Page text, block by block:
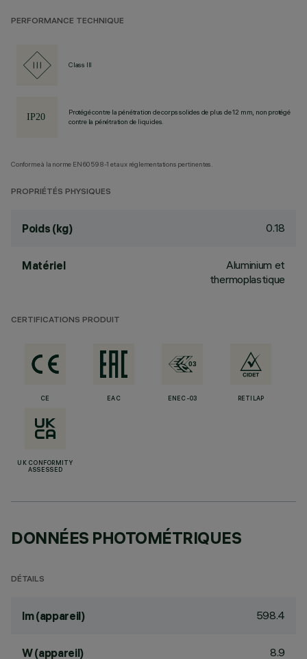
PERFORMANCE TECHNIQUE
Class III
Protégé contre la pénétration de corps solides de plus de 12 mm, non protégé
contre la pénétration de liquides.
Conforme à la norme EN60598-1 et aux réglementations pertinentes.
PROPRIÉTÉS PHYSIQUES
Poids (kg) 0.18
Matériel
Aluminium et
thermoplastique
CERTIFICATIONS PRODUIT
CE EAC ENEC-03 RETILAP
UK CONFORMITY
ASSESSED
DONNÉES PHOTOMÉTRIQUES
DÉTAILS
lm (appareil) 598.4
W (appareil) 8.9